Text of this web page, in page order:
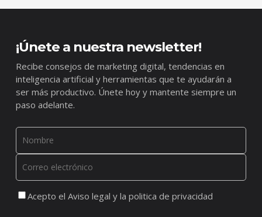
¡Únete a nuestra newsletter!
Recibe consejos de marketing digital, tendencias en
inteligencia artificial y herramientas que te ayudarán a
ser más productivo. Únete hoy y mantente siempre un
paso adelante.
Acepto el Aviso legal y la politica de privacidad